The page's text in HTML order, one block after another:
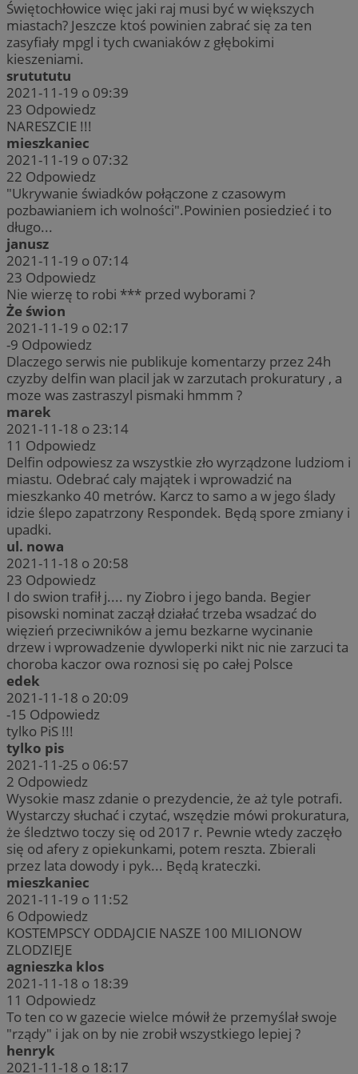
Świętochłowice więc jaki raj musi być w większych
miastach? Jeszcze ktoś powinien zabrać się za ten
zasyfiały mpgl i tych cwaniaków z głębokimi
kieszeniami.
srutututu
2021-11-19 o 09:39
23 Odpowiedz
NARESZCIE !!!
mieszkaniec
2021-11-19 o 07:32
22 Odpowiedz
"Ukrywanie świadków połączone z czasowym
pozbawianiem ich wolności".Powinien posiedzieć i to
długo...
janusz
2021-11-19 o 07:14
23 Odpowiedz
Nie wierzę to robi *** przed wyborami ?
Że świon
2021-11-19 o 02:17
-9 Odpowiedz
Dlaczego serwis nie publikuje komentarzy przez 24h
czyzby delfin wan placil jak w zarzutach prokuratury , a
moze was zastraszyl pismaki hmmm ?
marek
2021-11-18 o 23:14
11 Odpowiedz
Delfin odpowiesz za wszystkie zło wyrządzone ludziom i
miastu. Odebrać caly majątek i wprowadzić na
mieszkanko 40 metrów. Karcz to samo a w jego ślady
idzie ślepo zapatrzony Respondek. Będą spore zmiany i
upadki.
ul. nowa
2021-11-18 o 20:58
23 Odpowiedz
I do swion trafił j.... ny Ziobro i jego banda. Begier
pisowski nominat zaczął działać trzeba wsadzać do
więzień przeciwników a jemu bezkarne wycinanie
drzew i wprowadzenie dywloperki nikt nic nie zarzuci ta
choroba kaczor owa roznosi się po całej Polsce
edek
2021-11-18 o 20:09
-15 Odpowiedz
tylko PiS !!!
tylko pis
2021-11-25 o 06:57
2 Odpowiedz
Wysokie masz zdanie o prezydencie, że aż tyle potrafi.
Wystarczy słuchać i czytać, wszędzie mówi prokuratura,
że śledztwo toczy się od 2017 r. Pewnie wtedy zaczęło
się od afery z opiekunkami, potem reszta. Zbierali
przez lata dowody i pyk... Będą krateczki.
mieszkaniec
2021-11-19 o 11:52
6 Odpowiedz
KOSTEMPSCY ODDAJCIE NASZE 100 MILIONOW
ZLODZIEJE
agnieszka klos
2021-11-18 o 18:39
11 Odpowiedz
To ten co w gazecie wielce mówił że przemyślał swoje
"rządy" i jak on by nie zrobił wszystkiego lepiej ?
henryk
2021-11-18 o 18:17